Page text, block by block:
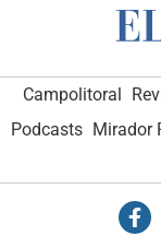
Campolitoral
Podcasts Mirador